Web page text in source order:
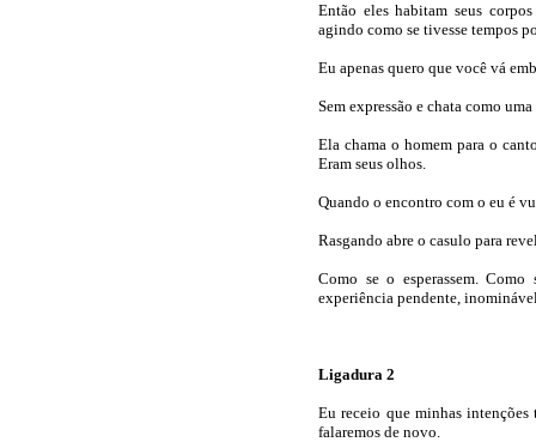
Então eles habitam seus
agindo como se tivesse tempos
Eu apenas quero que você vá
Sem expressão e chata como
Ela chama o homem para o
Eram seus olhos.
Quando o encontro com o eu é
Rasgando abre o casulo para
Como se o esperassem.
experiência pendente,
Ligadura 2
Eu receio que minhas
falaremos de novo.